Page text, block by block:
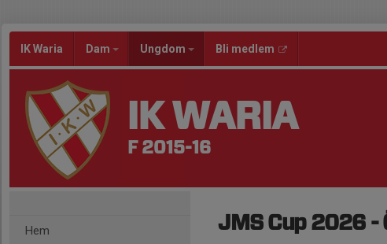
IK Waria Dam Ungdom Bli medlem
IK WARIA
F 2015-16
Hem JMS Cup 2026 -